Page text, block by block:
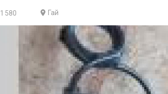
1 580 Гай